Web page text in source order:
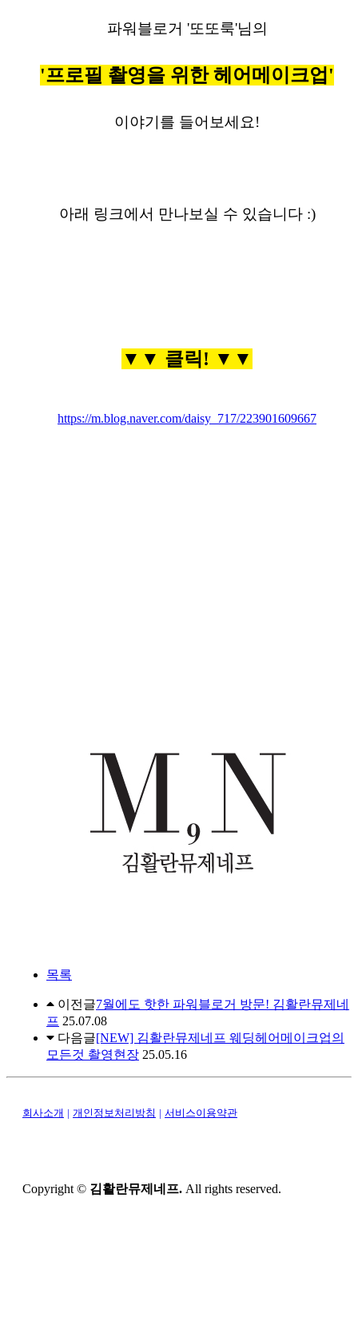
파워블로거 '또또룩'님의
'프로필 촬영을 위한 헤어메이크업'
이야기를 들어보세요!
아래 링크에서 만나보실 수 있습니다 :)
▼▼ 클릭! ▼▼
https://m.blog.naver.com/daisy_717/223901609667
목록
이전글7월에도 핫한 파워블로거 방문! 김활란뮤제네
프 25.07.08
다음글[NEW] 김활란뮤제네프 웨딩헤어메이크업의
모든것 촬영현장 25.05.16
회사소개 | 개인정보처리방침 | 서비스이용약관
Copyright © 김활란뮤제네프. All rights reserved.